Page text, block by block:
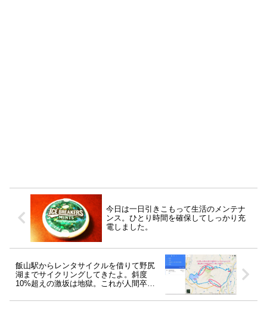
今日は一日引きこもって生活のメンテナ
ンス。ひとり時間を確保してしっかり充
電しました。
飯山駅からレンタサイクルを借りて野尻
湖までサイクリングしてきたよ。斜度
10%超えの激坂は地獄。これが人間卒業